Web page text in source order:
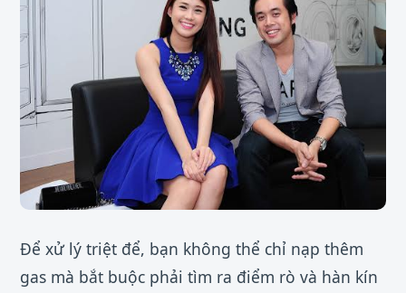
Để xử lý triệt để, bạn không thể chỉ nạp thêm
gas mà bắt buộc phải tìm ra điểm rò và hàn kín